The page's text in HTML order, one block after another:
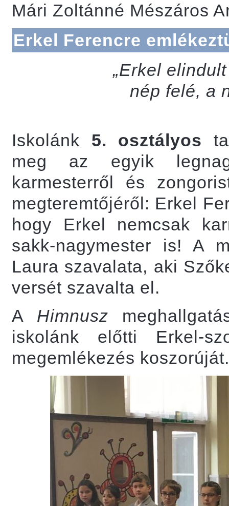
Mári Zoltánné Mészáros
Erkel Ferencre
„Erkel
nép felé, a
Iskolánk 5. osztályos
meg az egyik
karmesterről és
megteremtőjéről: Erkel
hogy Erkel nemcsak
sakk-nagymester is! A
Laura szavalata, aki
versét szavalta el.
A Himnusz
iskolánk előtti Erkel-
megemlékezés koszorúját.